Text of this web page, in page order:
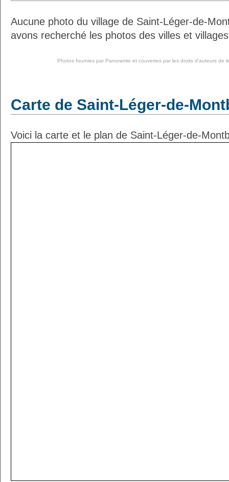
Aucune photo du village de Saint-Léger-de-
avons recherché les photos des villes et
Photos fournies par Panoramio et couvertes par les droits d'auteurs de
Carte de Saint-Léger-de-
Voici la carte et le plan de Saint-Léger-de-